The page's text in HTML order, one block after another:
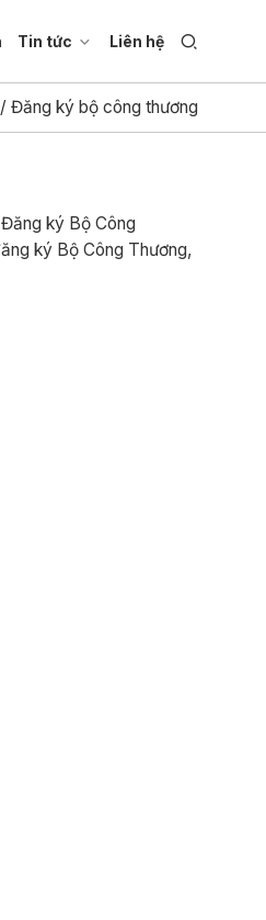
Tin tức Liên hệ
/ Đăng ký bộ công thương
ký Bộ Công
ký Bộ Công Thương,